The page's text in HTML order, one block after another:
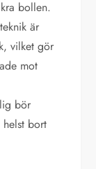
bollen.
är
vilket gör
mot
bör
bort